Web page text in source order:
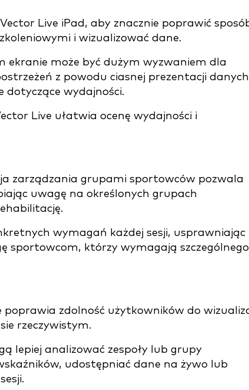
Live iPad, aby znacznie poprawić
i wizualizować dane.
ekranie może być dużym wyzwaniem dla
z powodu ciasnej prezentacji danych
dotyczące wydajności.
Live ułatwia ocenę wydajności i
zarządzania grupami sportowców pozwala
uwagę na określonych grupach
wymagań każdej sesji, usprawniając
sportowcom, którzy wymagają szczególnego
poprawia zdolność użytkowników do
rzeczywistym.
lepiej analizować zespoły lub grupy
udostępniać dane na żywo lub